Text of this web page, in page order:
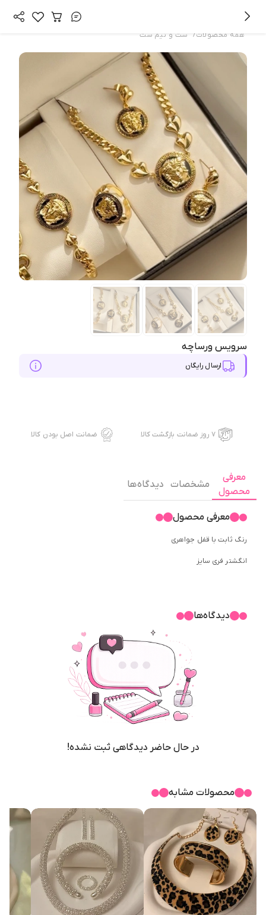
همه محصولات/ ست و نیم ست
سرویس ورساچه
ارسال رایگان
۷ روز ضمانت بازگشت کالا ضمانت اصل بودن کالا
معرفی
محصول
مشخصات دیدگاه ها
معرفی محصول
رنگ ثابت با قفل جواهری
انگشتر فری سایز
دیدگاه‌ها
در حال حاضر دیدگاهی ثبت نشده!
محصولات مشابه